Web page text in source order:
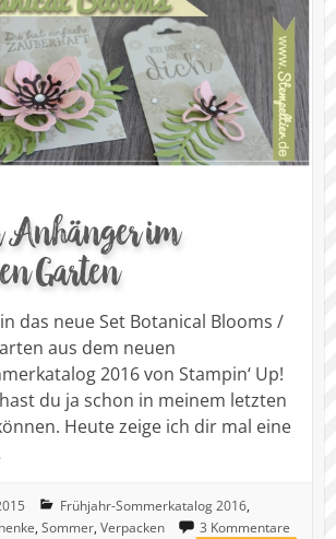
Anhänger im
Garten
das neue Set Botanical Blooms /
aus dem neuen
2016 von Stampin‘ Up!
du ja schon in meinem letzten
Heute zeige ich dir mal eine
Frühjahr-Sommerkatalog 2016,
, Sommer, Verpacken 3 Kommentare